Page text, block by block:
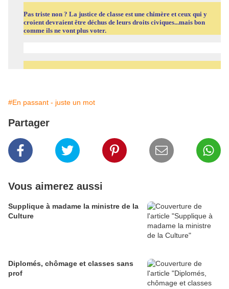
Pas triste non ? La justice de classe est une chimère et ceux qui y
croient devraient être déchus de leurs droits civiques...mais bon
comme ils ne vont plus voter.
#En passant - juste un mot
Partager
Vous aimerez aussi
Supplique à madame la ministre de la
Culture
Diplomés, chômage et classes sans
prof